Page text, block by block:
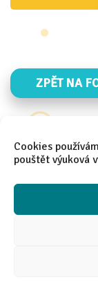
Cookies
pouštět výuková
ZPĚT NA
ZPĚT NA